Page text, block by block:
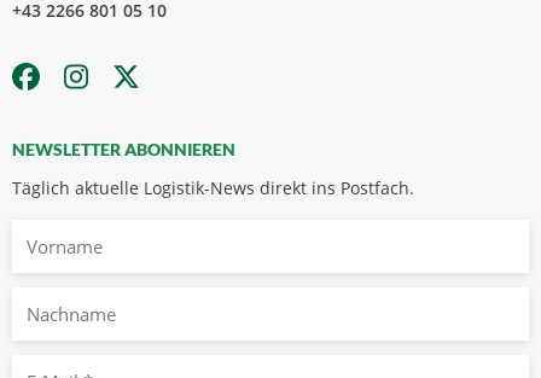
+43 2266 801 05 10
NEWSLETTER ABONNIEREN
Täglich aktuelle Logistik-News direkt ins Postfach.
Nachname